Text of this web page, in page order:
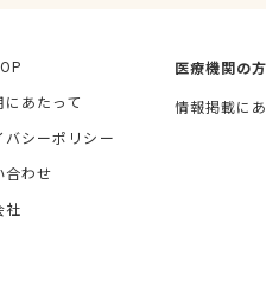
にあたって
バシーポリシー
合わせ
社
医療機関の方
情報掲載に